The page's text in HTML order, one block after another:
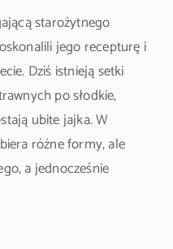
starożytnego
jego recepturę i
Dziś istnieją setki
po słodkie,
ubite jajka. W
różne formy, ale
a jednocześnie